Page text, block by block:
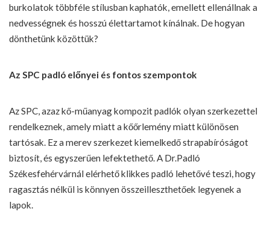
burkolatok többféle stílusban kaphatók, emellett ellenállnak a
nedvességnek és hosszú élettartamot kínálnak. De hogyan
dönthetünk közöttük?
Az SPC padló előnyei és fontos szempontok
Az SPC, azaz kő-műanyag kompozit padlók olyan szerkezettel
rendelkeznek, amely miatt a kőőrlemény miatt különösen
tartósak. Ez a merev szerkezet kiemelkedő strapabíróságot
biztosít, és egyszerűen lefektethető. A Dr.Padló
Székesfehérvárnál elérhető klikkes padló lehetővé teszi, hogy
ragasztás nélkül is könnyen összeilleszthetőek legyenek a
lapok.